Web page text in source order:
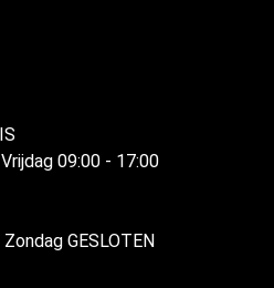
09:00 - 17:00
GESLOTEN